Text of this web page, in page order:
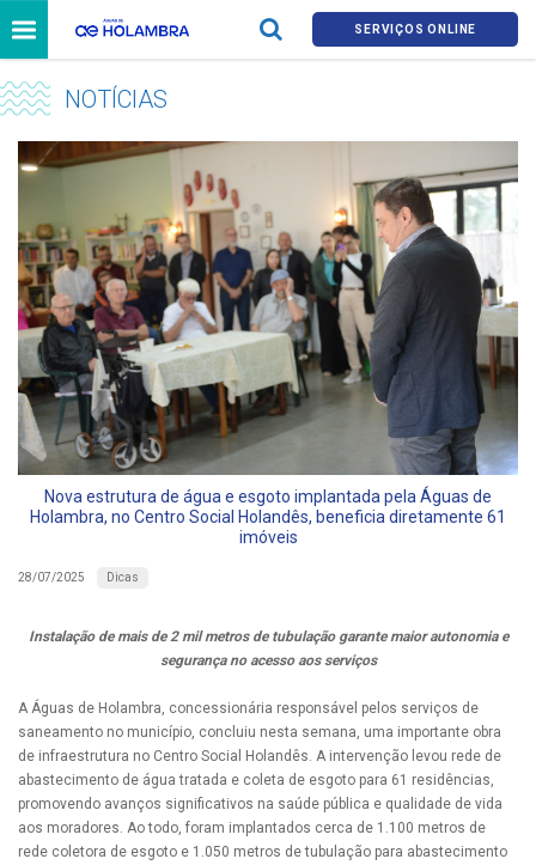
SERVIÇOS ONLINE
NOTÍCIAS
Nova estrutura de água e esgoto implantada pela Águas de
Holambra, no Centro Social Holandês, beneficia diretamente 61
imóveis
28/07/2025 Dicas
Instalação de mais de 2 mil metros de tubulação garante maior autonomia e
segurança no acesso aos serviços
A Águas de Holambra, concessionária responsável pelos serviços de
saneamento no município, concluiu nesta semana, uma importante obra
de infraestrutura no Centro Social Holandês. A intervenção levou rede de
abastecimento de água tratada e coleta de esgoto para 61 residências,
promovendo avanços significativos na saúde pública e qualidade de vida
aos moradores. Ao todo, foram implantados cerca de 1.100 metros de
rede coletora de esgoto e 1.050 metros de tubulação para abastecimento